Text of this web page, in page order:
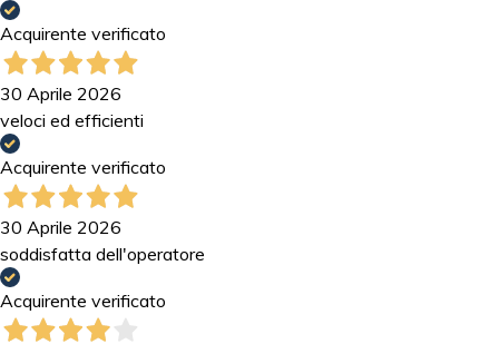
Acquirente verificato
30 Aprile 2026
veloci ed efficienti
Acquirente verificato
30 Aprile 2026
soddisfatta dell'operatore
Acquirente verificato